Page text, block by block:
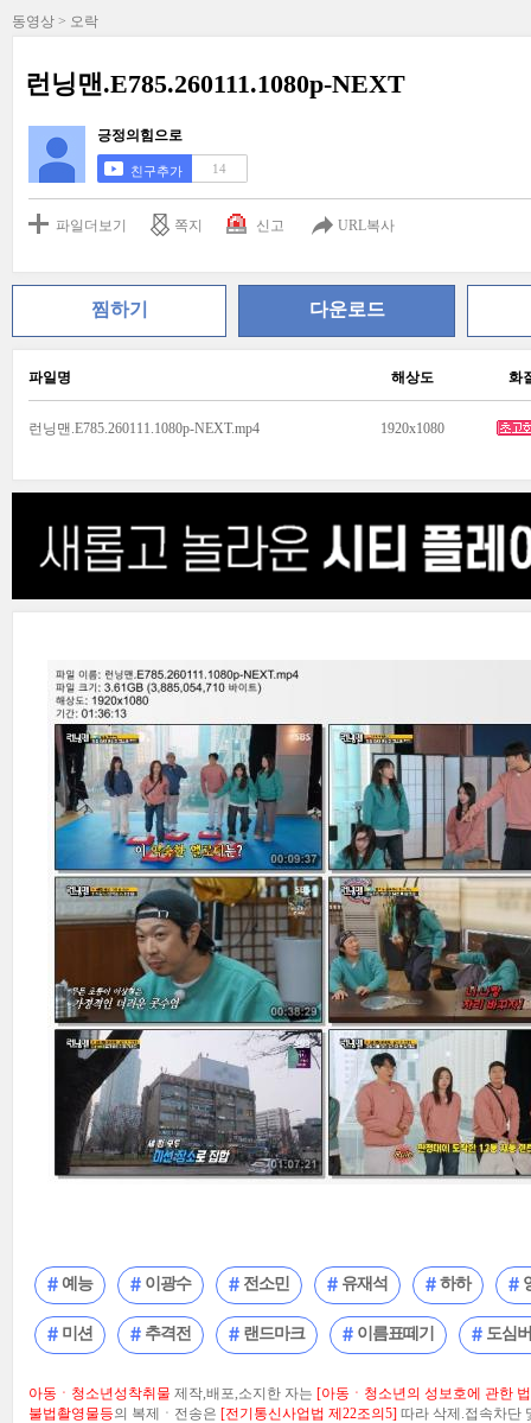
동영상 > 오락
런닝맨.E785.260111.1080p-NEXT
긍정의힘으로
친구추가 14
파일더보기 쪽지 신고 URL복사
찜하기 다운로드
파일명 해상도 화
런닝맨.E785.260111.1080p-NEXT.mp4 1920x1080
예능 이광수 전소민 유재석 하하
미션 추격전 랜드마크 이름표떼기 도심
아동ㆍ청소년성착취물 제작,배포,소지한 자는 [아동ㆍ청소년의 성보호에 관한
불법촬영물등의 복제ㆍ전송은 [전기통신사업법 제22조의5] 따라 삭제.접속차단